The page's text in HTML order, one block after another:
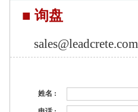
■ 询盘
sales@leadcrete.com
姓名 :